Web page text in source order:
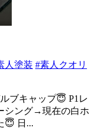
人塗装 #素人クオリ
ブキャップ😇 P1レ
シング→現在の白ホ
😇 日...